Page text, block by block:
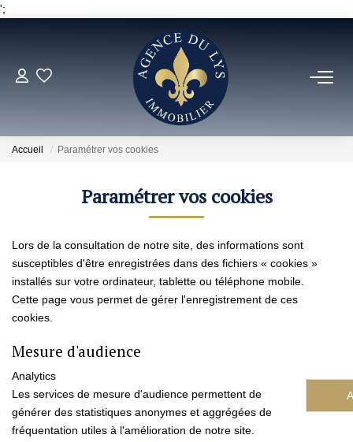
';
ACHETER
Louer
NOS NOUVEAUTÉS
NOS VENDUS
ESTIMER
Contact
Avis Clients
Accueil Paramétrer vos cookies
Paramétrer vos cookies
Lors de la consultation de notre site, des informations sont
susceptibles d'être enregistrées dans des fichiers « cookies »
installés sur votre ordinateur, tablette ou téléphone mobile.
Cette page vous permet de gérer l'enregistrement de ces
cookies.
Mesure d'audience
Analytics
Les services de mesure d'audience permettent de
générer des statistiques anonymes et aggrégées de
fréquentation utiles à l'amélioration de notre site.